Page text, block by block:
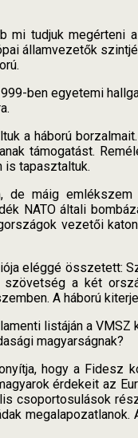
mi tudjuk megérteni
államvezetők
ben egyetemi
a háború
támogatást.
is tapasztaltuk.
de máig
NATO általi
vezetői
eléggé összetett:
szövetség a két
A háború
listáján a
magyarságnak?
hogy a Fidesz
érdekeit az
csoportosulások